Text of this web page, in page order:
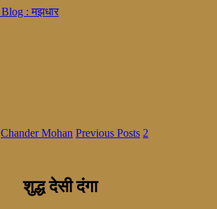
Chander Mohan Previous Posts 2
शुद्ध देसी दंगा